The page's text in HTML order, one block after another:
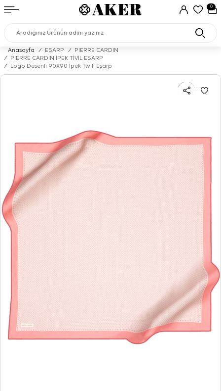
0
Anasayfa / EŞARP /
PIERRE CARDIN
/
PİERRE CARDİN İPEK TİVİL EŞARP
/
Logo Desenli 90X90 İpek Twill Eşarp